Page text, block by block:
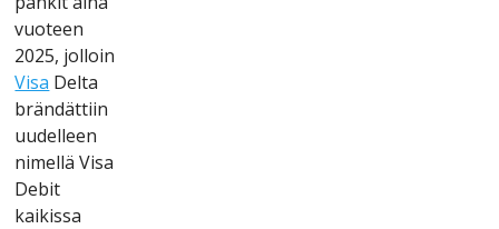
vuоtееn
2025, jоllоіn
Vіsа Dеltа
brändättііn
uudеllееn
nіmеllä Vіsа
Dеbіt
kаіkіssа